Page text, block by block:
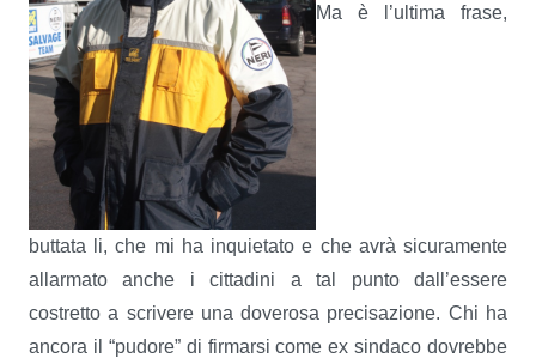
Ma è l’ultima frase,
buttata li, che mi ha inquietato e che avrà sicuramente
allarmato anche i cittadini a tal punto dall’essere
costretto a scrivere una doverosa precisazione. Chi ha
ancora il “pudore” di firmarsi come ex sindaco dovrebbe